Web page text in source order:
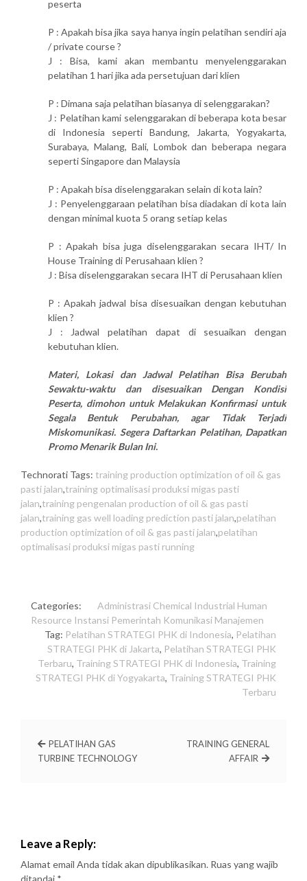
peserta
P : Apakah bisa jika saya hanya ingin pelatihan sendiri aja
/ private course ?
J : Bisa, kami akan membantu menyelenggarakan
pelatihan 1 hari jika ada persetujuan dari klien
P : Dimana saja pelatihan biasanya di selenggarakan?
J : Pelatihan kami selenggarakan di beberapa kota besar
di Indonesia seperti Bandung, Jakarta, Yogyakarta,
Surabaya, Malang, Bali, Lombok dan beberapa negara
seperti Singapore dan Malaysia
P : Apakah bisa diselenggarakan selain di kota lain?
J : Penyelenggaraan pelatihan bisa diadakan di kota lain
dengan minimal kuota 5 orang setiap kelas
P : Apakah bisa juga diselenggarakan secara IHT/ In
House Training di Perusahaan klien ?
J : Bisa diselenggarakan secara IHT di Perusahaan klien
P : Apakah jadwal bisa disesuaikan dengan kebutuhan
klien ?
J : Jadwal pelatihan dapat di sesuaikan dengan
kebutuhan klien.
Materi, Lokasi dan Jadwal Pelatihan Bisa Berubah
Sewaktu-waktu dan disesuaikan Dengan Kondisi
Peserta, dimohon untuk Melakukan Konfirmasi untuk
Segala Bentuk Perubahan, agar Tidak Terjadi
Miskomunikasi. Segera Daftarkan Pelatihan, Dapatkan
Promo Menarik Bulan Ini.
Technorati Tags: training production optimization of oil & gas
pasti jalan,training optimalisasi produksi migas pasti
jalan,training pengenalan production of oil & gas pasti
jalan,training gas well loading prediction pasti jalan,pelatihan
production optimization of oil & gas pasti jalan,pelatihan
optimalisasi produksi migas pasti running
Categories: Administrasi Chemical Industrial Human
Resource Instansi Pemerintah Komunikasi Manajemen
Tag: Pelatihan STRATEGI PHK di Indonesia, Pelatihan
STRATEGI PHK di Jakarta, Pelatihan STRATEGI PHK
Terbaru, Training STRATEGI PHK di Indonesia, Training
STRATEGI PHK di Yogyakarta, Training STRATEGI PHK
Terbaru
PELATIHAN GAS
TURBINE TECHNOLOGY
TRAINING GENERAL
AFFAIR
Leave a Reply:
Alamat email Anda tidak akan dipublikasikan. Ruas yang wajib
ditandai *